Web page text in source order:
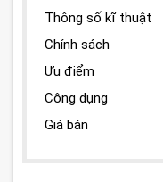
Thông số kĩ thuật
Chính sách
Ưu điểm
Công dụng
Giá bán